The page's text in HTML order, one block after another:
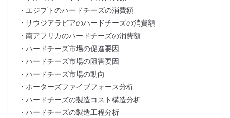
・エジプトのハードチーズの消費額
・サウジアラビアのハードチーズの消費額
・南アフリカのハードチーズの消費額
・ハードチーズ市場の促進要因
・ハードチーズ市場の阻害要因
・ハードチーズ市場の動向
・ポーターズファイブフォース分析
・ハードチーズの製造コスト構造分析
・ハードチーズの製造工程分析